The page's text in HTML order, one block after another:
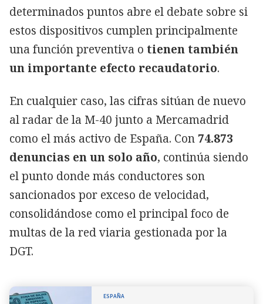
determinados puntos abre el debate sobre si
estos dispositivos cumplen principalmente
una función preventiva o tienen también
un importante efecto recaudatorio.
En cualquier caso, las cifras sitúan de nuevo
al radar de la M-40 junto a Mercamadrid
como el más activo de España. Con 74.873
denuncias en un solo año, continúa siendo
el punto donde más conductores son
sancionados por exceso de velocidad,
consolidándose como el principal foco de
multas de la red viaria gestionada por la
DGT.
ESPAÑA